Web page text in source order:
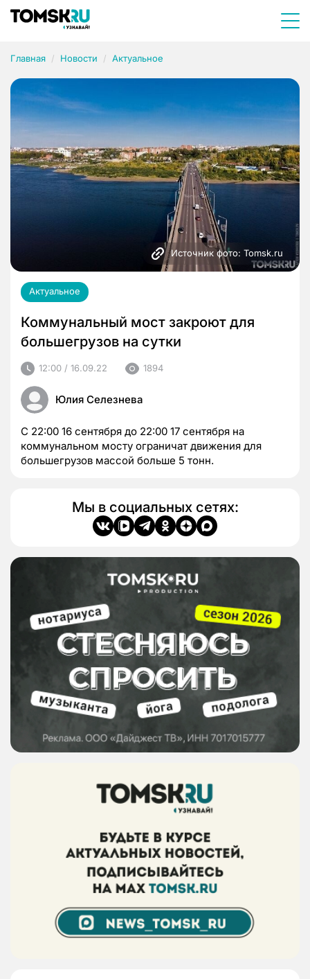
Главная Новости Актуальное
Источник фото: Tomsk.ru
Актуальное
Коммунальный мост закроют для
большегрузов на сутки
12:00 / 16.09.22 1894
Юлия Селезнева
С 22:00 16 сентября до 22:00 17 сентября на
коммунальном мосту ограничат движения для
большегрузов массой больше 5 тонн.
Мы в социальных сетях: